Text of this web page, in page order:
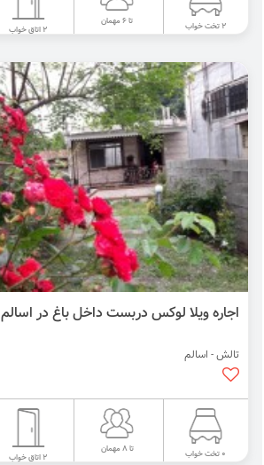
2 تخت خواب تا 6 مهمان
2 اتاق خواب
اجاره ویلا لوکس دربست داخل باغ در اسالم
تالش - اسالم
0 تخت خواب تا 8 مهمان
2 اتاق خواب